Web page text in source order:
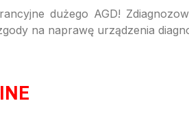
dużego AGD!
na naprawę urządzenia